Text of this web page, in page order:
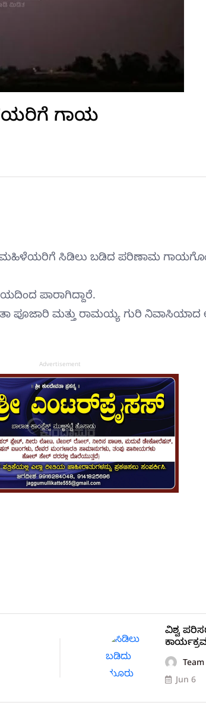
ಗಾಯ
ಮಹಿಳೆಯರಿಗೆ ಸಿಡಿಲು ಬಡಿದ ಪರಿಣಾಮ
ಪಾರಾಗಿದ್ದಾರೆ.
ಪೂಜಾರಿ ಮತ್ತು ರಾಮಯ್ಯ ಗುರಿ
Advertisement
ವಿಶ್ವ
Jun 6